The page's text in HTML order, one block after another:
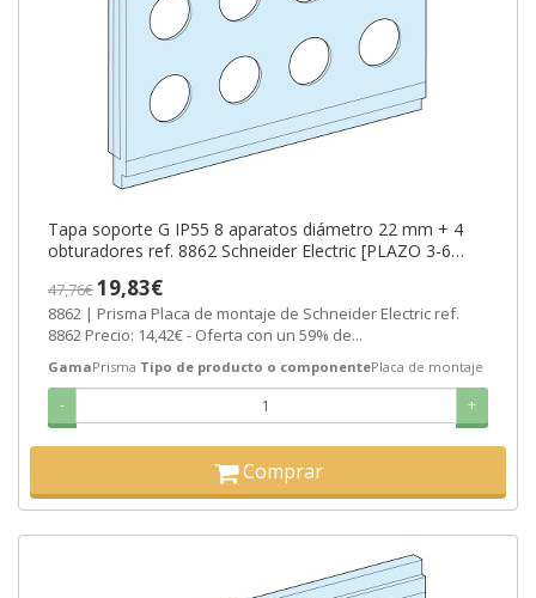
Tapa soporte G IP55 8 aparatos diámetro 22 mm + 4
obturadores ref. 8862 Schneider Electric [PLAZO 3-6
47,76€19,83€
8862 | Prisma Placa de montaje de Schneider Electric ref.
8862 Precio: 14,42€ - Oferta con un 59% de...
GamaPrisma Tipo de producto o componentePlaca de montaje
- +
Comprar